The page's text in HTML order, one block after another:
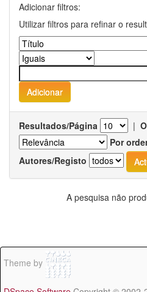
Adicionar filtros:
Utilizar filtros para refinar o
Resultados/Página |
Por
Autores/Registo
A pesquisa não
Theme by